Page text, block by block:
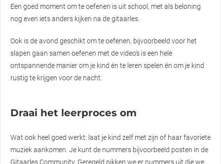
Een goed moment om te oefenen is uit school, met als beloning
nog even iets anders kijken na de gitaarles.
Ook is de avond geschikt om te oefenen, bijvoorbeeld voor het
slapen gaan samen oefenen met de video’s is een hele
ontspannende manier om je kind én te leren spelen én om je kind
rustig te krijgen voor de nacht.
Draai het leerproces om
Wat ook heel goed werkt: laat je kind zelf met zijn of haar favoriete
muziek aankomen. Je kunt de nummers bijvoorbeeld posten in de
Gitaarles Community. Geregeld pikken we er nummers uit die we